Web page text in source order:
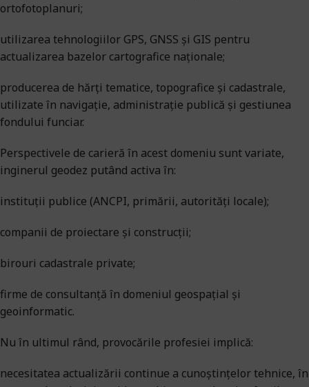
ortofotoplanuri;
utilizarea tehnologiilor GPS, GNSS și GIS pentru
actualizarea bazelor cartografice naționale;
producerea de hărți tematice, topografice și cadastrale,
utilizate în navigație, administrație publică și gestiunea
fondului funciar.
Perspectivele de carieră în acest domeniu sunt variate,
inginerul geodez putând activa în:
instituții publice (ANCPI, primării, autorități locale);
companii de proiectare și construcții;
birouri cadastrale private;
firme de consultanță în domeniul geospațial și
geoinformatic.
Nu în ultimul rând, provocările profesiei implică:
necesitatea actualizării continue a cunoștințelor tehnice, în